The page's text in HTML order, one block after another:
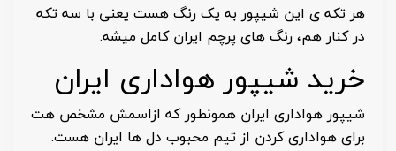
هر تکه ی این شیپور به یک رنگ هست یعنی با سه تکه
در کنار هم، رنگ های پرچم ایران کامل میشه.
خرید شیپور هواداری ایران
شیپور هواداری ایران همونطور که ازاسمش مشخص هت
برای هواداری کردن از تیم محبوب دل ها ایران هست.